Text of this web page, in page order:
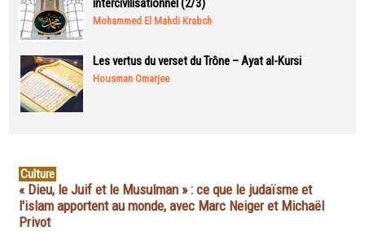
intercivilisationnel (2/3)
Mohammed El Mahdi Krabch
Les vertus du verset du Trône – Ayat al-Kursi
Housman Omarjee
Culture
« Dieu, le Juif et le Musulman » : ce que le judaïsme et
l'islam apportent au monde, avec Marc Neiger et Michaël
Privot